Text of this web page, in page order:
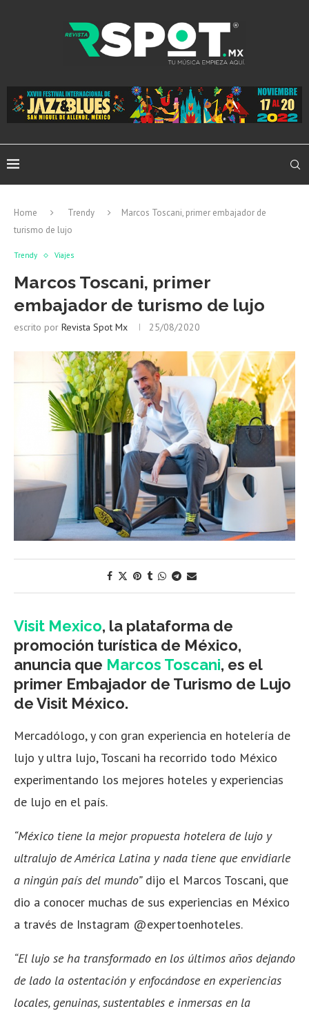
Home Trendy
Marcos Toscani, primer embajador de
turismo de lujo
Trendy Viajes
Marcos Toscani, primer
embajador de turismo de lujo
escrito por Revista Spot Mx 25/08/2020
Visit Mexico, la plataforma de
promoción turística de México,
anuncia que Marcos Toscani, es el
primer Embajador de Turismo de Lujo
de Visit México.
Mercadólogo, y con gran experiencia en hotelería de
lujo y ultra lujo, Toscani ha recorrido todo México
experimentando los mejores hoteles y experiencias
de lujo en el país.
“México tiene la mejor propuesta hotelera de lujo y
ultralujo de América Latina y nada tiene que envidiarle
a ningún país del mundo”dijo el Marcos Toscani, que
dio a conocer muchas de sus experiencias en México
a través de Instagram @expertoenhoteles.
“El lujo se ha transformado en los últimos años dejando
de lado la ostentación y enfocándose en experiencias
locales, genuinas, sustentables e inmersas en la